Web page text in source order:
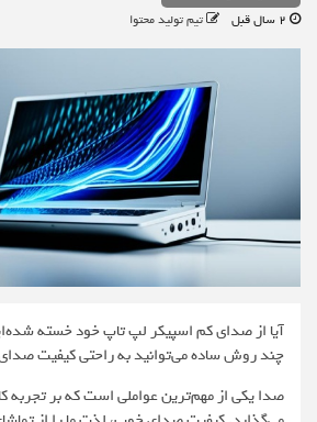
تیم تولید محتوا
آیا از صدای کم اسپیکر لپ تاپ خود خسته
چند روش ساده می‌توانید به راحتی کیفیت صدای
صدا یکی از مهم‌ترین عواملی است که بر تجربه